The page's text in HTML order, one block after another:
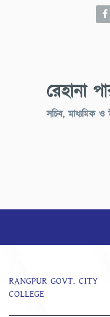
রেহানা
সচিব, মাধ্যমিক ও
RANGPUR GOVT. CITY
COLLEGE